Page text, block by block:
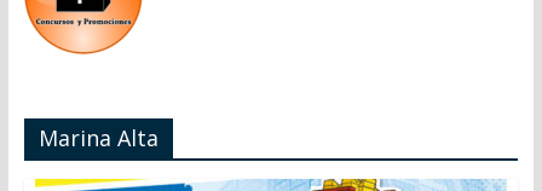
Marina Alta